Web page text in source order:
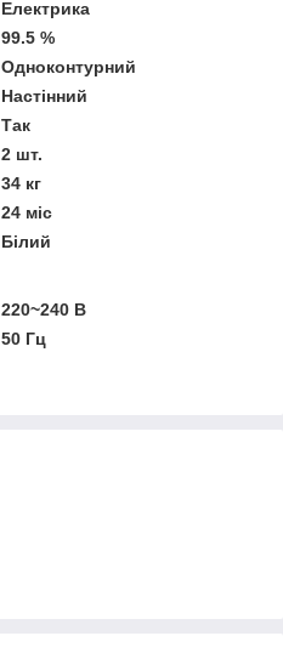
Електрика
99.5 %
Одноконтурний
Настінний
Так
2 шт.
34 кг
24 міс
Білий
220~240 В
50 Гц